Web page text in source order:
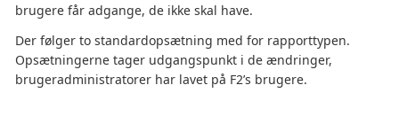
brugere får adgange, de ikke skal have.
Der følger to standardopsætning med for rapporttypen.
Opsætningerne tager udgangspunkt i de ændringer,
brugeradministratorer har lavet på F2’s brugere.